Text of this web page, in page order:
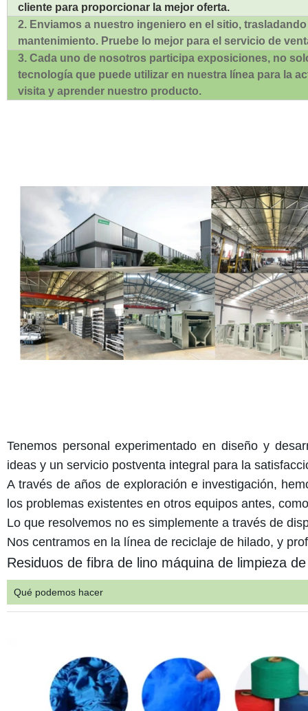
cliente para proporcionar la mejor oferta.
2. Enviamos a nuestro ingeniero en el sitio,
mantenimiento. Pruebe lo mejor para el servicio de
3. Cada uno de nosotros participa exposiciones, no
tecnología que puede utilizar en nuestra línea para la
visita y aprender nuestro producto.
Tenemos personal experimentado en diseño y
ideas y un servicio postventa integral para la
A través de años de exploración e investigación,
los problemas existentes en otros equipos antes,
Lo que resolvemos no es simplemente a través de
Nos centramos en la línea de reciclaje de hilado, y
Residuos de fibra de lino máquina de limpieza
Qué podemos hacer